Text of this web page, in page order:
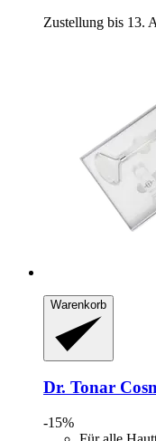
Zustellung bis 13.
Warenkorb
Dr. Tonar
-15%